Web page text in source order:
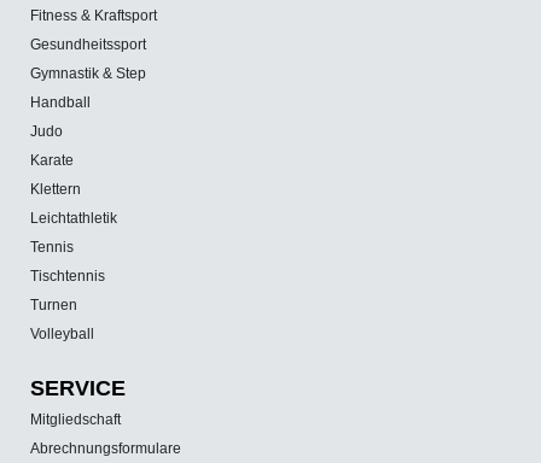
Fitness & Kraftsport
Gesundheitssport
Gymnastik & Step
Handball
Judo
Karate
Klettern
Leichtathletik
Tennis
Tischtennis
Turnen
Volleyball
SERVICE
Mitgliedschaft
Abrechnungsformulare